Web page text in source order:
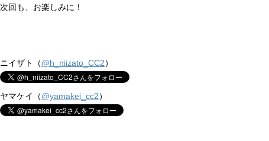
次回も、お楽しみに！
ニイザト（@h_niizato_CC2）
ヤマケイ（@yamakei_cc2）